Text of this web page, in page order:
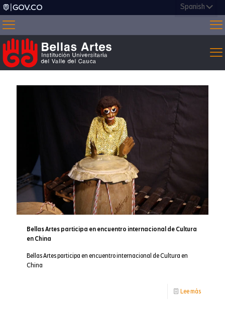
Bellas Artes participa en encuentro internacional de Cultura
en China
Bellas Artes participa en encuentro internacional de Cultura en
China
Lee más-